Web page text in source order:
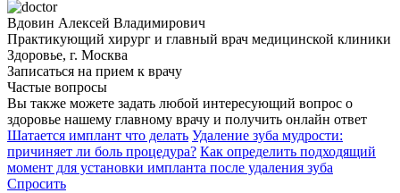
Вдовин Алексей Владимирович
Практикующий хирург и главный врач медицинской клиники
Здоровье, г. Москва
Записаться на прием к врачу
Частые вопросы
Вы также можете задать любой интересующий вопрос о
здоровье нашему главному врачу и получить онлайн ответ
Шатается имплант что делать Удаление зуба мудрости:
причиняет ли боль процедура? Как определить подходящий
момент для установки импланта после удаления зуба
Спросить